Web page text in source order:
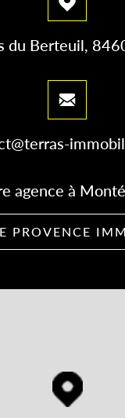
du Berteuil,
agence à
PROVENCE